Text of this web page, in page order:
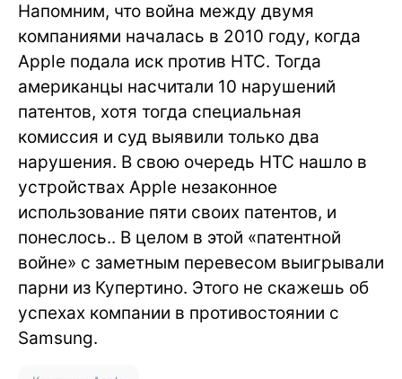
Напомним, что война между двумя
компаниями началась в 2010 году, когда
Apple подала иск против HTC. Тогда
американцы насчитали 10 нарушений
патентов, хотя тогда специальная
комиссия и суд выявили только два
нарушения. В свою очередь HTC нашло в
устройствах Apple незаконное
использование пяти своих патентов, и
понеслось.. В целом в этой «патентной
войне» с заметным перевесом выигрывали
парни из Купертино. Этого не скажешь об
успехах компании в противостоянии с
Samsung.